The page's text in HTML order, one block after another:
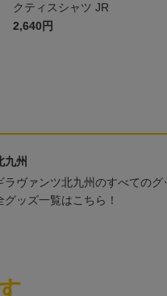
クティスシャツ JR
2,640円
九州
ラヴァンツ北九州のすべてのグ
グッズ一覧はこちら！